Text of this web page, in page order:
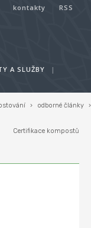
kontakty RSS
A SLUŽBY
|
› odborné články ›
Certifikace kompostů